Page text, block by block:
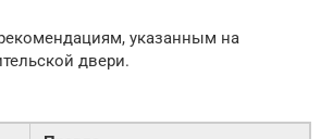
указанным на
двери.